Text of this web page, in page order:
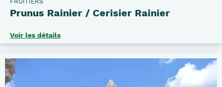
Prunus Rainier / Cerisier Rainier
Voir les détails